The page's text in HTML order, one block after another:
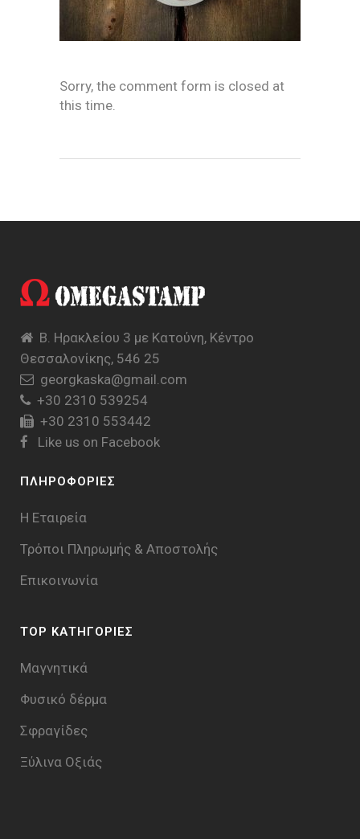
Sorry, the comment form is closed at
this time.
Β. Ηρακλείου 3 με Κατούνη, Κέντρο
Θεσσαλονίκης, 546 25
georgkaska@gmail.com
+30 2310 539254
+30 2310 553442
Like us on Facebook
ΠΛΗΡΟΦΟΡΙΕΣ
Η Εταιρεία
Τρόποι Πληρωμής & Aποστολής
Επικοινωνία
TOP ΚΑΤΗΓΟΡΙΕΣ
Μαγνητικά
Φυσικό δέρμα
Σφραγίδες
Ξύλινα Οξιάς